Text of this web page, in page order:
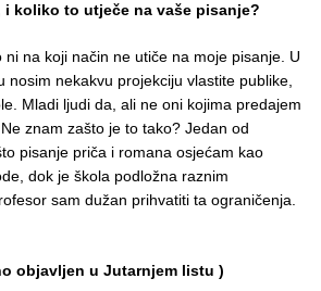
koliko to utječe na vaše pisanje?
ni na koji način ne utiče na moje pisanje. U
nosim nekakvu projekciju vlastite publike,
Mladi ljudi da, ali ne oni kojima predajem
znam zašto je to tako? Jedan od
pisanje priča i romana osjećam kao
dok je škola podložna raznim
sam dužan prihvatiti ta ograničenja.
objavljen u Jutarnjem listu )